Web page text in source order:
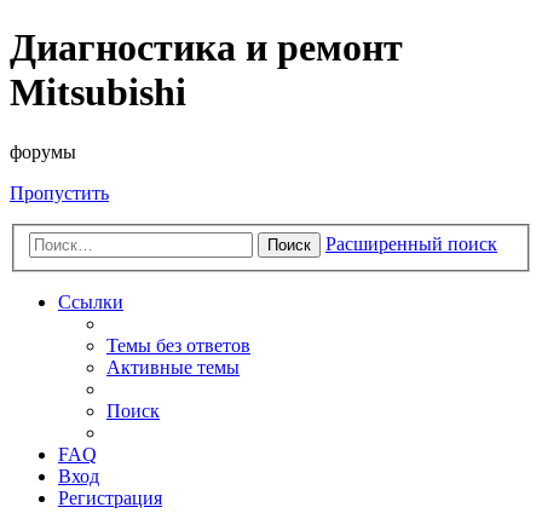
Диагностика и ремонт
Mitsubishi
форумы
Пропустить
Поиск Расширенный поиск
Ссылки
Темы без ответов
Активные темы
Поиск
FAQ
Вход
Регистрация